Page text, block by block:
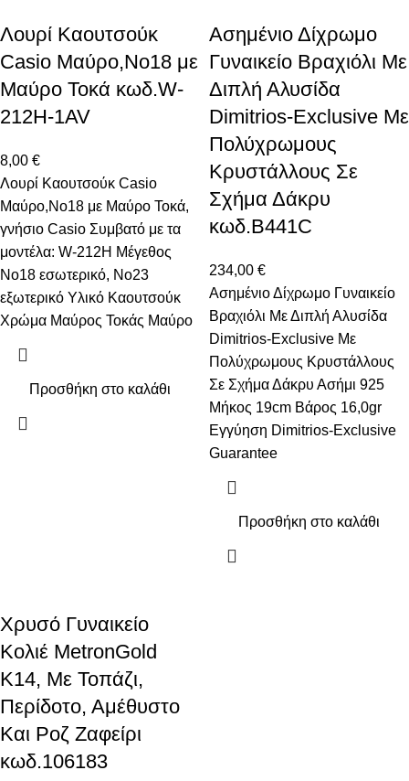
Λουρί Καουτσούκ
Casio Μαύρο,No18 με
Μαύρο Τοκά κωδ.W-
212H-1AV
8,00 €
Λουρί Καουτσούκ Casio
Μαύρο,Nο18 με Μαύρο Τοκά,
γνήσιο Casio Συμβατό με τα
μοντέλα: W-212Η Μέγεθος
Νο18 εσωτερικό, Νο23
εξωτερικό Υλικό Καουτσούκ
Χρώμα Μαύρος Τοκάς Μαύρο
Προσθήκη στο καλάθι
Ασημένιο Δίχρωμο
Γυναικείο Βραχιόλι Με
Διπλή Αλυσίδα
Dimitrios-Exclusive Mε
Πολύχρωμους
Κρυστάλλους Σε
Σχήμα Δάκρυ
κωδ.B441C
234,00 €
Ασημένιο Δίχρωμο Γυναικείο
Βραχιόλι Με Διπλή Αλυσίδα
Dimitrios-Exclusive Mε
Πολύχρωμους Κρυστάλλους
Σε Σχήμα Δάκρυ Ασήμι 925
Μήκος 19cm Βάρος 16,0gr
Εγγύηση Dimitrios-Exclusive
Guarantee
Προσθήκη στο καλάθι
Χρυσό Γυναικείο
Κολιέ MetronGold
Κ14, Με Τοπάζι,
Περίδοτο, Αμέθυστο
Και Ροζ Ζαφείρι
κωδ.106183